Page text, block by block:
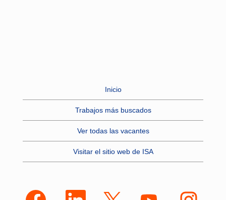
Inicio
Trabajos más buscados
Ver todas las vacantes
Visitar el sitio web de ISA
e
S
S